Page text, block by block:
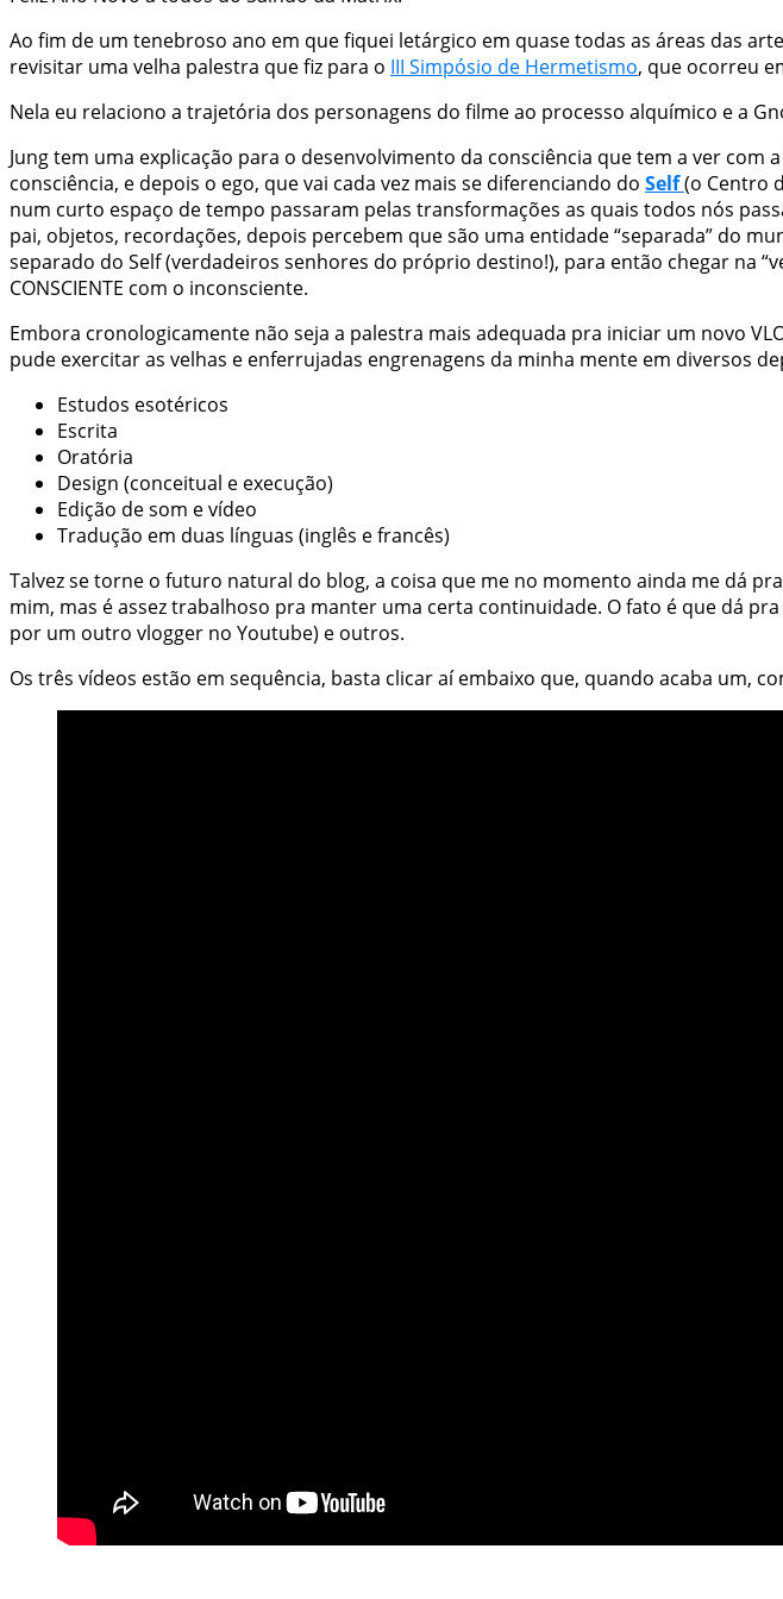
Ao fim de um tenebroso ano em que fiquei letárgico em quase todas as áreas das
revisitar uma velha palestra que fiz para o III Simpósio de Hermetismo, que ocorreu
Nela eu relaciono a trajetória dos personagens do filme ao processo alquímico e a
Jung tem uma explicação para o desenvolvimento da consciência que tem a ver
consciência, e depois o ego, que vai cada vez mais se diferenciando do Self(o Centro
num curto espaço de tempo passaram pelas transformações as quais todos nós
pai, objetos, recordações, depois percebem que são uma entidade “separada” do
separado do Self (verdadeiros senhores do próprio destino!), para então chegar na
CONSCIENTE com o inconsciente.
Embora cronologicamente não seja a palestra mais adequada pra iniciar um novo
pude exercitar as velhas e enferrujadas engrenagens da minha mente em diversos
Estudos esotéricos
Escrita
Oratória
Design (conceitual e execução)
Edição de som e vídeo
Tradução em duas línguas (inglês e francês)
Talvez se torne o futuro natural do blog, a coisa que me no momento ainda me dá
mim, mas é assez trabalhoso pra manter uma certa continuidade. O fato é que dá
por um outro vlogger no Youtube) e outros.
Os três vídeos estão em sequência, basta clicar aí embaixo que, quando acaba um,